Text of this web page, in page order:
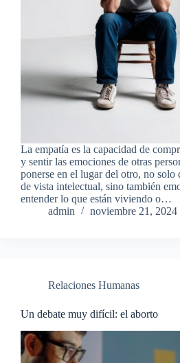
La empatía es la capacidad de
y sentir las emociones de otras
ponerse en el lugar del otro, no solo
de vista intelectual, sino también
entender lo que están viviendo o…
admin
noviembre 21, 2024
Relaciones Humanas
Un debate muy difícil: el aborto